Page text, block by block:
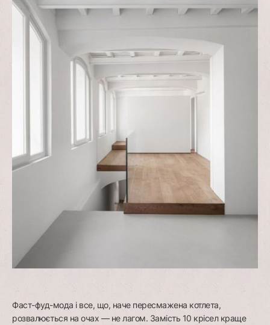
Фаст-фуд-мода і все, що, наче пересмажена котлета,
розвалюється на очах — не лагом. Замість 10 крісел краще